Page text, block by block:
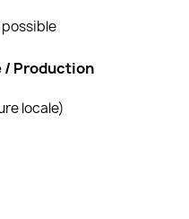
/ Production
locale)